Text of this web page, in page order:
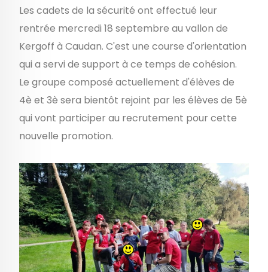
Les cadets de la sécurité ont effectué leur
rentrée mercredi 18 septembre au vallon de
Kergoff à Caudan. C'est une course d'orientation
qui a servi de support à ce temps de cohésion.
Le groupe composé actuellement d'élèves de
4è et 3è sera bientôt rejoint par les élèves de 5è
qui vont participer au recrutement pour cette
nouvelle promotion.